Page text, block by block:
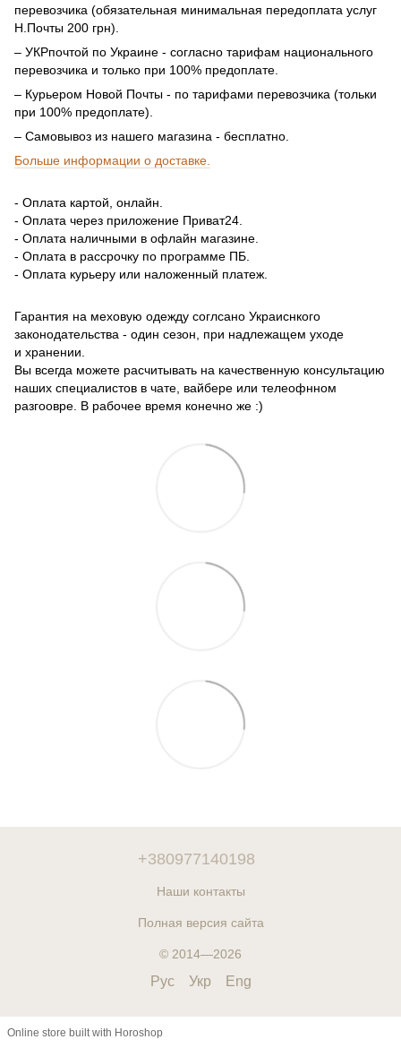
перевозчика (обязательная минимальная передоплата услуг
Н.Почты 200 грн).
– УКРпочтой по Украине - согласно тарифам национального
перевозчика и только при 100% предоплате.
– Курьером Новой Почты - по тарифами перевозчика (тольки
при 100% предоплате).
– Самовывоз из нашего магазина - бесплатно.
Больше информации о доставке.
- Оплата картой, онлайн.
- Оплата через приложение Приват24.
- Оплата наличными в офлайн магазине.
- Оплата в рассрочку по программе ПБ.
- Оплата курьеру или наложенный платеж.
Гарантия на меховую одежду соглсано Украиснкого
законодательства - один сезон, при надлежащем уходе
и хранении.
Вы всегда можете расчитывать на качественную консультацию
наших специалистов в чате, вайбере или телеофнном
разгоовре. В рабочее время конечно же :)
+380977140198
Наши контакты
Полная версия сайта
© 2014—2026
Рус Укр Eng
Online store built with Horoshop